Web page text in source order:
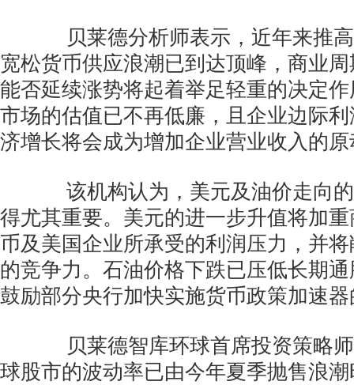
贝莱德分析师表示，近年来推高
宽松货币供应浪潮已到达顶峰，商业
能否延续涨势将起着举足轻重的决定
市场的估值已不再低廉，且企业边际
济增长将会成为增加企业营业收入的
该机构认为，美元及油价走向的
得尤其重要。美元的进一步升值将加
币及美国企业所承受的利润压力，并
的竞争力。石油价格下跌已压低长期
鼓励部分央行加快实施货币政策加速
贝莱德智库环球首席投资策略师
球股市的波动率已由今年夏季抛售浪